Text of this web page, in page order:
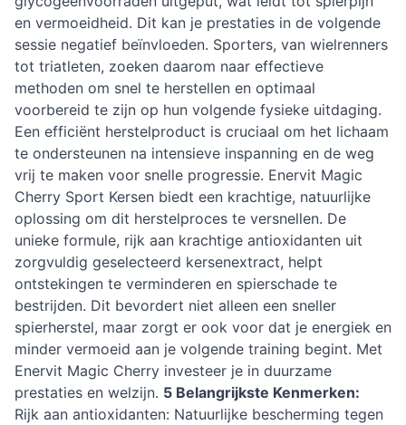
en vermoeidheid. Dit kan je prestaties in de volgende
sessie negatief beïnvloeden. Sporters, van wielrenners
tot triatleten, zoeken daarom naar effectieve
methoden om snel te herstellen en optimaal
voorbereid te zijn op hun volgende fysieke uitdaging.
Een efficiënt herstelproduct is cruciaal om het lichaam
te ondersteunen na intensieve inspanning en de weg
vrij te maken voor snelle progressie. Enervit Magic
Cherry Sport Kersen biedt een krachtige, natuurlijke
oplossing om dit herstelproces te versnellen. De
unieke formule, rijk aan krachtige antioxidanten uit
zorgvuldig geselecteerd kersenextract, helpt
ontstekingen te verminderen en spierschade te
bestrijden. Dit bevordert niet alleen een sneller
spierherstel, maar zorgt er ook voor dat je energiek en
minder vermoeid aan je volgende training begint. Met
Enervit Magic Cherry investeer je in duurzame
prestaties en welzijn. 5 Belangrijkste Kenmerken:
Rijk aan antioxidanten: Natuurlijke bescherming tegen